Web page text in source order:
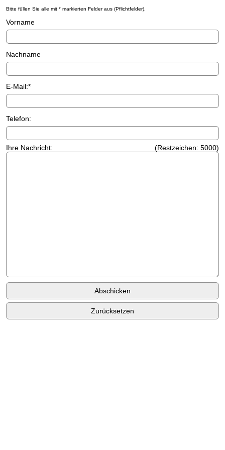
Bitte füllen Sie alle mit * markierten Felder aus (Pflichtfelder).
Vorname
Nachname
E-Mail:*
Telefon:
Ihre Nachricht: (Restzeichen: 5000)